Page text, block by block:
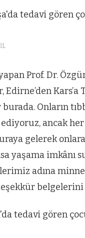
Prof. Dr.
Edirne’den Kars’a
Onların
ancak her
gelerek
yaşama imkânı
adına